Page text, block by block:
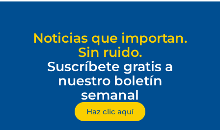
Noticias que importan.
Sin ruido.
Suscríbete gratis a
nuestro boletín
semanal
Haz clic aquí